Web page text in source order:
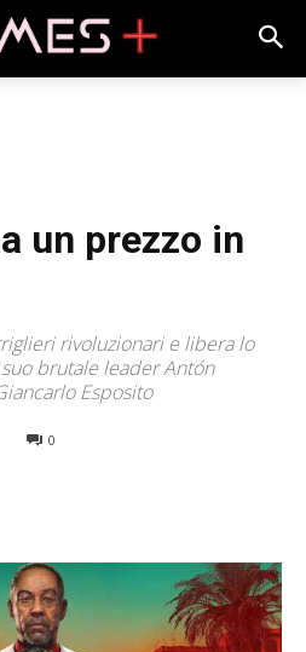
un prezzo in
rivoluzionari e libera lo
brutale leader Antón
Esposito
0